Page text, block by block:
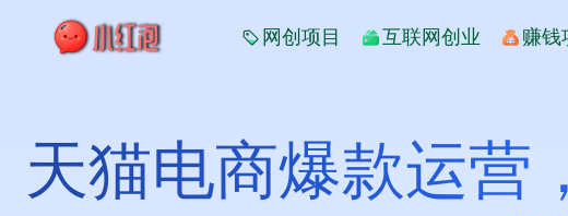
网创项目 互联网创业 赚钱
天猫电商爆款运营